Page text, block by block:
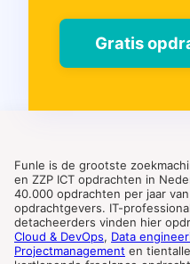
Gratis
Funle is de grootste
en ZZP ICT opdrachten in
40.000 opdrachten per jaar
opdrachtgevers. IT-
detacheerders vinden hier
Cloud & DevOps, Data
Projectmanagement en